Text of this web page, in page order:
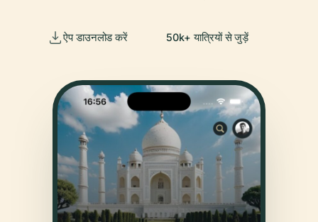
ऐप डाउनलोड करें 50k+ यात्रियों से जुड़ें